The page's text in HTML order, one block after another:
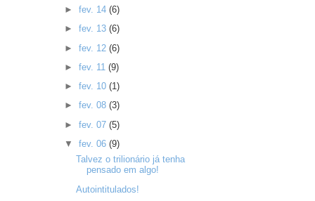
► fev. 14 (6)
► fev. 13 (6)
► fev. 12 (6)
► fev. 11 (9)
► fev. 10 (1)
► fev. 08 (3)
► fev. 07 (5)
▼ fev. 06 (9)
Talvez o trilionário já tenha
pensado em algo!
Autointitulados!